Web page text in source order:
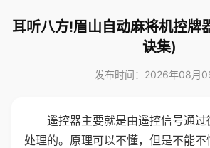
耳听八方!眉山自动麻将机控牌
诀集)
发布时间：2026年08月
遥控器主要就是由遥控信号通
处理的。原理可以不懂，但是不能不